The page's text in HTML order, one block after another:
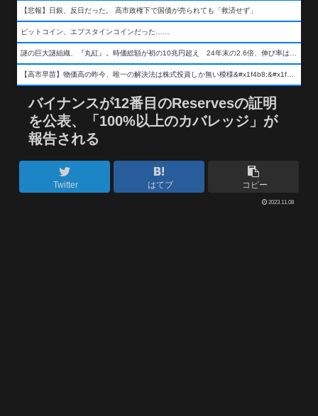
【悲報】日銀、反日だった。 高市政権下で国債が売られても「救済せず」
ビットコイン、エプスタインコインだった……
謎の巨大謎組織、『丸紅』。時価総額が初の10兆円超え 24年末の2.6倍、伸び率は謎組織首位
【高市早苗】物価高の昨今、唯一の解決法は株式投資しか無い模様&#x1f4b8;&#x1f4b8;&#x1f4b8;
バイナンスが12番目のReservesの証明
を公表、「100%以上のカバレッジ」が
報告される
Twitter はてブ コピー
2023.11.08